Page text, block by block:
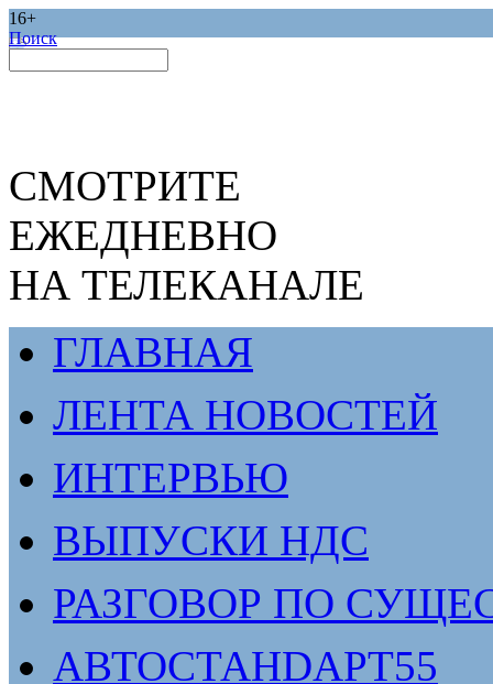
16+
Поиск
СМОТРИТЕ
ЕЖЕДНЕВНО
НА ТЕЛЕКАНАЛЕ
ГЛАВНАЯ
ЛЕНТА НОВОСТЕЙ
ИНТЕРВЬЮ
ВЫПУСКИ НДС
РАЗГОВОР ПО
АВТОСТАНDАРТ55